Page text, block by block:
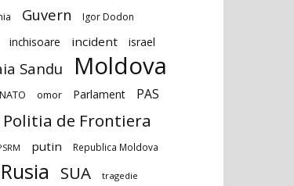
Guvern Igor Dodon
inchisoare incident israel
Sandu Moldova
NATO omor Parlament PAS
Politia de Frontiera
putin Republica Moldova
Rusia SUA tragedie